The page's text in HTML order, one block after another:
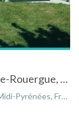
Gîtes Les Deux Lièvres, Villefranche-de-Rouergue, Midi-Pyrénées
France